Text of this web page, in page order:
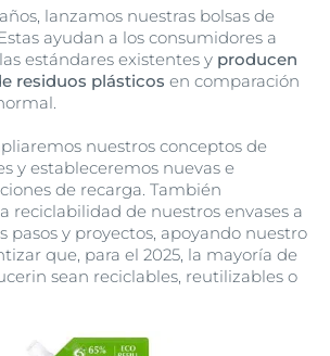
lanzamos nuestras bolsas de
ayudan a los consumidores a
estándares existentes y producen
residuos plásticos en comparación
nuestros conceptos de
y estableceremos nuevas e
de recarga. También
reciclabilidad de nuestros envases a
pasos y proyectos, apoyando nuestro
que, para el 2025, la mayoría de
sean reciclables, reutilizables o